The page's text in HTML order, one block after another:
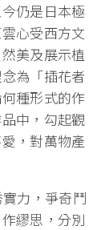
仍是日本極
心受西方文
美及展示植
為「插花者
種形式的作
中，勾起觀
，對萬物產
力，爭奇鬥
繆思，分別